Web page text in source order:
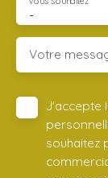
-
Votre
J'accepte
souhaitez